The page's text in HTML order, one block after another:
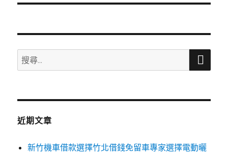
文
搜
尋
鍵
搜
近期文章
新竹機車借款選擇竹北借錢免留車專家選擇電動曬